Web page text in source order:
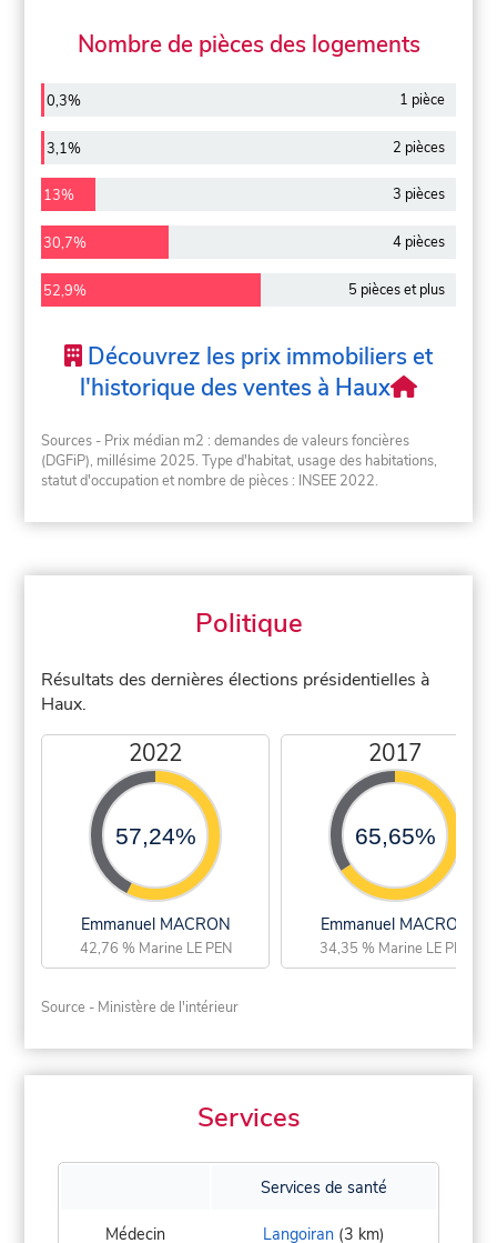
Nombre de pièces des logements
0,3% 1 pièce
3,1% 2 pièces
13% 3 pièces
30,7% 4 pièces
52,9% 5 pièces et plus
Découvrez les prix immobiliers et
l'historique des ventes à Haux
Sources - Prix médian m2 : demandes de valeurs foncières
(DGFiP), millésime 2025. Type d'habitat, usage des habitations,
statut d'occupation et nombre de pièces : INSEE 2022.
Politique
Résultats des dernières élections présidentielles à
Haux.
2022
57,24%
Emmanuel MACRON
42,76 % Marine LE PEN
2017
65,65%
Emmanuel MACRON
34,35 % Marine LE PEN
Source - Ministère de l'intérieur
Services
Services de santé
Médecin Langoiran (3 km)